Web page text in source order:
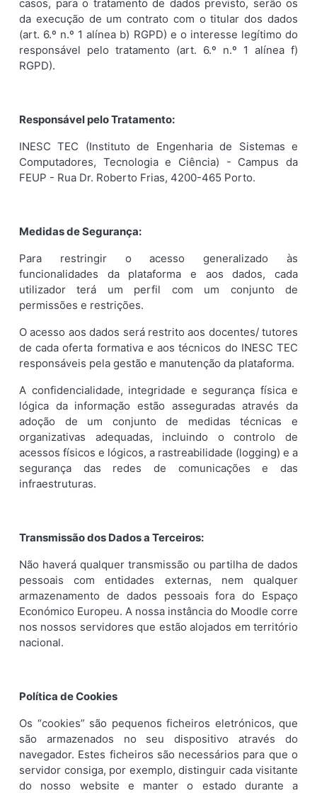
casos, para o tratamento de dados previsto, serão os
da execução de um contrato com o titular dos dados
(art. 6.º n.º 1 alínea b) RGPD) e o interesse legítimo do
responsável pelo tratamento (art. 6.º n.º 1 alínea f)
RGPD).
Responsável pelo Tratamento:
INESC TEC (Instituto de Engenharia de Sistemas e
Computadores, Tecnologia e Ciência) - Campus da
FEUP - Rua Dr. Roberto Frias, 4200-465 Porto.
Medidas de Segurança:
Para restringir o acesso generalizado às
funcionalidades da plataforma e aos dados, cada
utilizador terá um perfil com um conjunto de
permissões e restrições.
O acesso aos dados será restrito aos docentes/ tutores
de cada oferta formativa e aos técnicos do INESC TEC
responsáveis pela gestão e manutenção da plataforma.
A confidencialidade, integridade e segurança física e
lógica da informação estão asseguradas através da
adoção de um conjunto de medidas técnicas e
organizativas adequadas, incluindo o controlo de
acessos físicos e lógicos, a rastreabilidade (logging) e a
segurança das redes de comunicações e das
infraestruturas.
Transmissão dos Dados a Terceiros:
Não haverá qualquer transmissão ou partilha de dados
pessoais com entidades externas, nem qualquer
armazenamento de dados pessoais fora do Espaço
Económico Europeu. A nossa instância do Moodle corre
nos nossos servidores que estão alojados em território
nacional.
Política de Cookies
Os “cookies” são pequenos ficheiros eletrónicos, que
são armazenados no seu dispositivo através do
navegador. Estes ficheiros são necessários para que o
servidor consiga, por exemplo, distinguir cada visitante
do nosso website e manter o estado durante a